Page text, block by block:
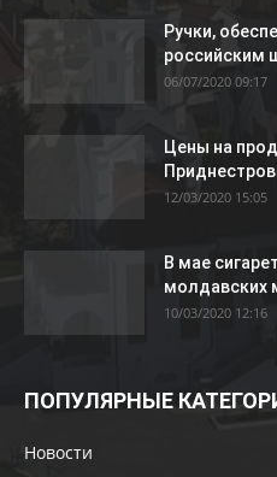
Ручки,
российским
06/07/2020 09:17
Цены на
12/03/2020 15:05
В мае
молдавских
10/03/2020 12:16
ПОПУЛЯРНЫЕ
Новости